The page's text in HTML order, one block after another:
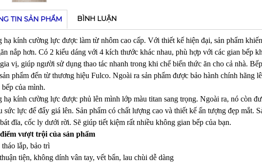
TIN SẢN PHẨM BÌNH LUẬN
hạ kính cường lực được làm từ nhôm cao cấp. Với thiết kế hiện đại, sản phẩm
nắp hơn. Có 2 kiểu dáng với 4 kích thước khác nhau, phù hợp với các gian bếp
vị, giúp người sử dụng thao tác nhanh trong khi chế biến thức ăn cho cả nhà.
phẩm đến từ thương hiệu Fulco. Ngoài ra sản phẩm được bảo hành chính hãng
của mình.
hạ kính cường lực được phủ lên mình lớp màu titan sang trọng. Ngoài ra, nó còn
sức lực để đẩy giá lên. Sản phẩm có chất lượng cao và thiết kế ấn tượng đẹp mắt.
đĩa, cốc ly dưới rời. Sẽ giúp tiết kiệm rất nhiều không gian bếp của bạn.
vượt trội của sản phẩm
lắp, bảo trì
tiện, không dính vân tay, vết bẩn, lau chùi dễ dàng